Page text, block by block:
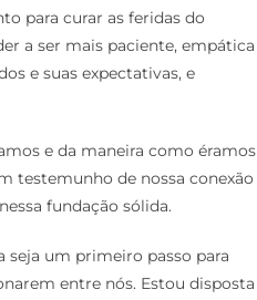
para curar as feridas do
a ser mais paciente, empática
e suas expectativas, e
e da maneira como éramos
testemunho de nossa conexão
fundação sólida.
seja um primeiro passo para
entre nós. Estou disposta